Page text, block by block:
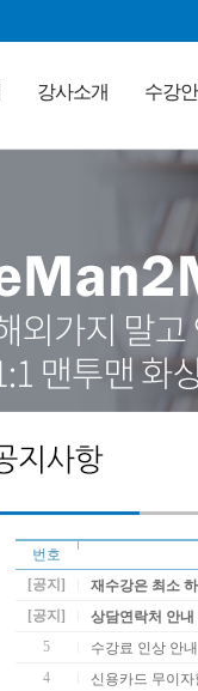
강사소개 수강
번호
[공지]
재수강은 최소
[공지]
상담연락처 안
5
수강료 인상 안내
4
신용카드 무이